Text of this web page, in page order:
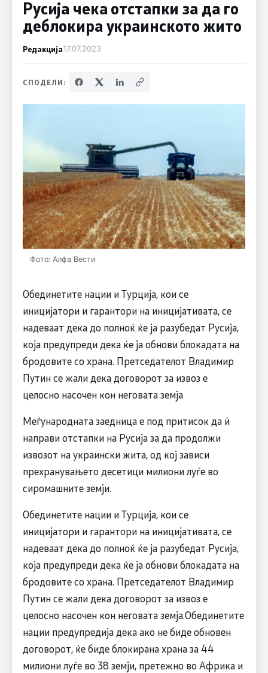
Русија чека отстапки за да го
деблокира украинското жито
Редакција17.07.2023
СПОДЕЛИ:
Фото: Алфа Вести
Обединетите нации и Турција, кои се
иницијатори и гарантори на иницијативата, се
надеваат дека до полноќ ќе ја разубедат Русија,
која предупреди дека ќе ја обнови блокадата на
бродовите со храна. Претседателот Владимир
Путин се жали дека договорот за извоз е
целосно насочен кон неговата земја
Меѓународната заедница е под притисок да ѝ
направи отстапки на Русија за да продолжи
извозот на украински жита, од кој зависи
прехранувањето десетици милиони луѓе во
сиромашните земји.
Обединетите нации и Турција, кои се
иницијатори и гарантори на иницијативата, се
надеваат дека до полноќ ќе ја разубедат Русија,
која предупреди дека ќе ја обнови блокадата на
бродовите со храна. Претседателот Владимир
Путин се жали дека договорот за извоз е
целосно насочен кон неговата земја.Обединетите
нации предупредија дека ако не биде обновен
договорот, ќе биде блокирана храна за 44
милиони луѓе во 38 земји, претежно во Африка и